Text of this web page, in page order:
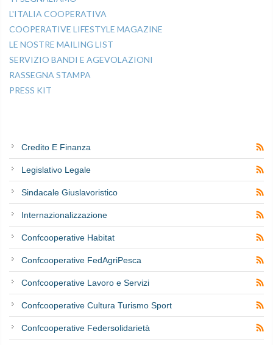
L'ITALIA COOPERATIVA
COOPERATIVE LIFESTYLE MAGAZINE
LE NOSTRE MAILING LIST
SERVIZIO BANDI E AGEVOLAZIONI
RASSEGNA STAMPA
PRESS KIT
Credito E Finanza
Legislativo Legale
Sindacale Giuslavoristico
Internazionalizzazione
Confcooperative Habitat
Confcooperative FedAgriPesca
Confcooperative Lavoro e Servizi
Confcooperative Cultura Turismo Sport
Confcooperative Federsolidarietà